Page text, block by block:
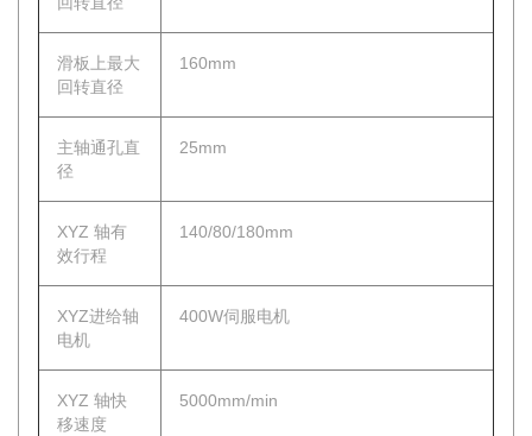
滑板上最大
回转直径
160mm
主轴通孔直
径
25mm
XYZ 轴有
效行程
140/80/180mm
XYZ进给轴
电机
400W伺服电机
XYZ 轴快
移速度
5000mm/min